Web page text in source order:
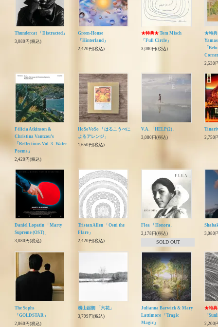
Thundercat 「Distracted」
3,080円(税込)
Green-House
「Hinterland」
2,420円(税込)
★特典★ Tom Misch
「Full Circle」
3,080円(税込)
★特典
「
2,530
Félicia Atkinson &
Christina Vantzou’s
「Reflections Vol. 3: Water
Poems」
2,420円(税込)
HoSoVoSo 「はるこうべに
よるアレンジ」
1,650円(税込)
V.A. 「HELP(2)」
3,080円(税込)
2,750
Daniel Lopatin 「Marty
Supreme (OST)」
3,080円(税込)
Tristan Allen 「Osni the
Flare」
2,420円(税込)
Flea 「Honora」
2,178円(税込)
SOLD OUT
3,080
The Sophs
「GOLDSTAR」
2,860円(税込)
横山起朗 「六花」
3,799円(税込)
Julianna Barwick & Mary
Lattimore 「Tragic
Magic」
★特
「
2,200